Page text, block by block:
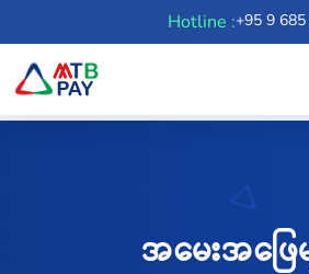
Hotline :+95 9
အမေးအဖြေမ